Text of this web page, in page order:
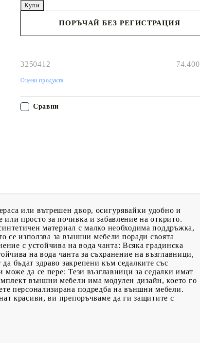
ПОРЪЧАЙ БЕЗ РЕГИСТРАЦИЯ
3250412 74.400
Оцени продукта
Сравни
или вътрешен двор, осигурявайки удобно и
или просто за почивка и забавление на открито.
материал с малко необходима поддръжка,
се използва за външни мебели поради своята
с устойчива на вода чанта: Всяка градинска
на вода чанта за съхранение на възглавници,
бъдат здраво закрепени към седалките със
да се пере: Тези възглавници за седалки имат
външни мебели има модулен дизайн, което го
персонализирана подредба на външни мебели.
красиви, ви препоръчваме да ги защитите с